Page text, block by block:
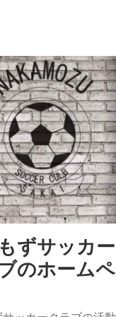
ずサッカー
のホームペ